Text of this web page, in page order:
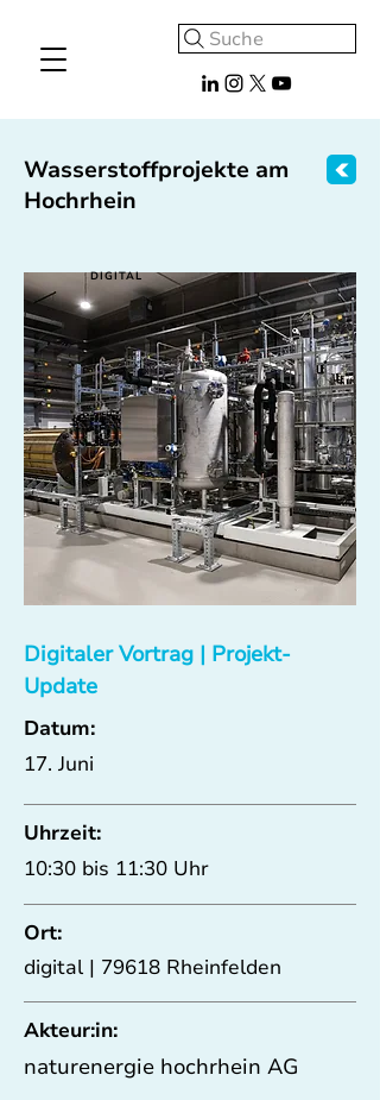
Suche
Wasserstoffprojekte am
Hochrhein
DIGITAL
Digitaler Vortrag | Projekt-
Update
Datum:
17. Juni
Uhrzeit:
10:30 bis 11:30 Uhr
Ort:
digital | 79618 Rheinfelden
Akteur:in:
naturenergie hochrhein AG